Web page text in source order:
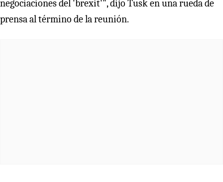
negociaciones del 'brexit'", dijo Tusk en una rueda de
prensa al término de la reunión.